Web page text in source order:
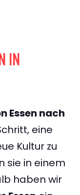
IN
Essen nach
eine
Kultur zu
sie in einem
haben wir